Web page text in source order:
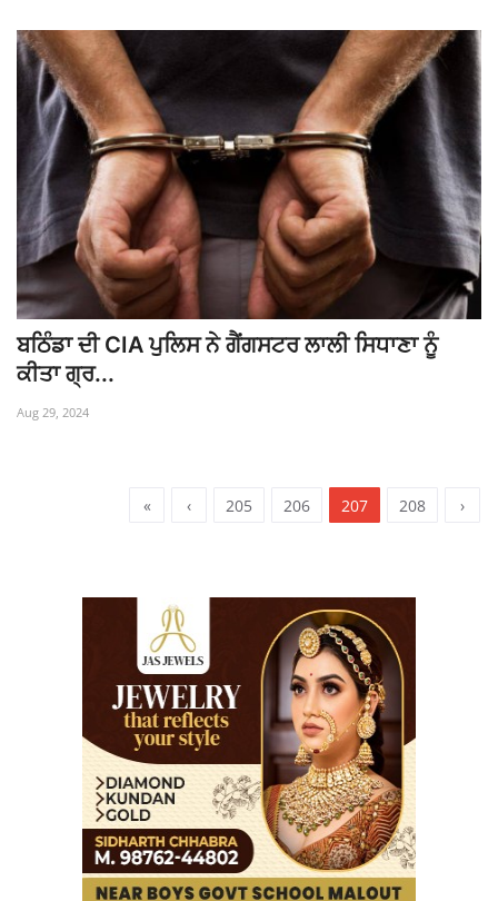
ਬਠਿੰਡਾ ਦੀ CIA ਪੁਲਿਸ ਨੇ ਗੈਂਗਸਟਰ ਲਾਲੀ ਸਿਧਾਣਾ ਨੂੰ
ਕੀਤਾ ਗ੍ਰ...
Aug 29, 2024
« ‹ 205 206 207 208 ›